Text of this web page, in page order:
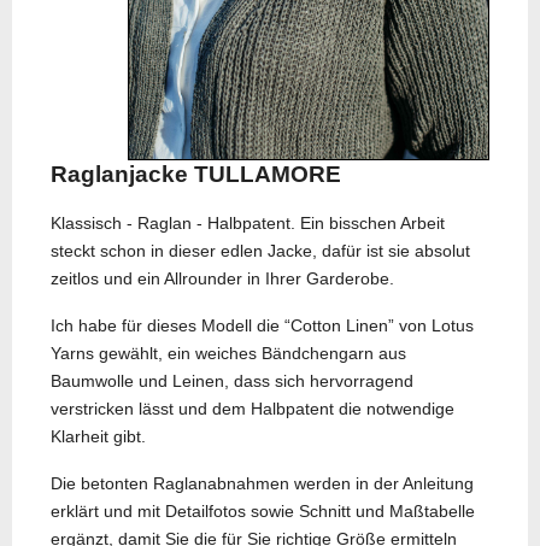
Raglanjacke TULLAMORE
Klassisch - Raglan - Halbpatent. Ein bisschen Arbeit
steckt schon in dieser edlen Jacke, dafür ist sie absolut
zeitlos und ein Allrounder in Ihrer Garderobe.
Ich habe für dieses Modell die “Cotton Linen” von Lotus
Yarns gewählt, ein weiches Bändchengarn aus
Baumwolle und Leinen, dass sich hervorragend
verstricken lässt und dem Halbpatent die notwendige
Klarheit gibt.
Die betonten Raglanabnahmen werden in der Anleitung
erklärt und mit Detailfotos sowie Schnitt und Maßtabelle
ergänzt, damit Sie die für Sie richtige Größe ermitteln